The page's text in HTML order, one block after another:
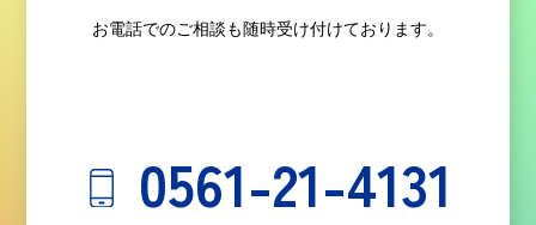
お電話でのご相談も随時受け付けております。
0561-21-4131